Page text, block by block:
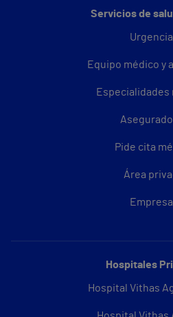
Servicios de
Equipo médico y
Especialidades
Pide cita
Área
Hospitales
Hospital Vithas